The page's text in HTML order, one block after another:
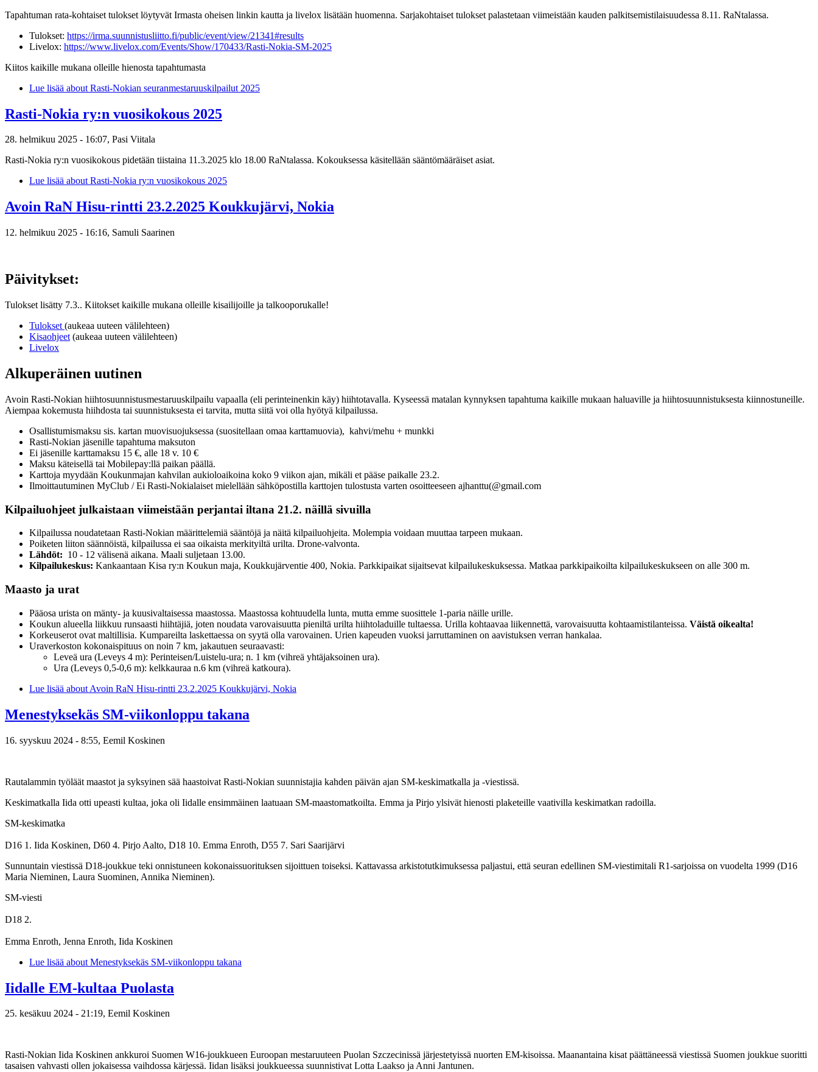
Tapahtuman rata-kohtaiset tulokset löytyvät Irmasta oheisen linkin kautta ja livelox lisätään huomenna. Sarjakohtaiset tulokset palastetaan viimeistään kauden palkitsemistilaisuudessa 8.11. RaNtalassa.
Tulokset: https://irma.suunnistusliitto.fi/public/event/view/21341#results
Livelox: https://www.livelox.com/Events/Show/170433/Rasti-Nokia-SM-2025
Kiitos kaikille mukana olleille hienosta tapahtumasta
Lue lisää about Rasti-Nokian seuranmestaruuskilpailut 2025
Rasti-Nokia ry:n vuosikokous 2025
28. helmikuu 2025 - 16:07, Pasi Viitala
Rasti-Nokia ry:n vuosikokous pidetään tiistaina 11.3.2025 klo 18.00 RaNtalassa. Kokouksessa käsitellään sääntömääräiset asiat.
Lue lisää about Rasti-Nokia ry:n vuosikokous 2025
Avoin RaN Hisu-rintti 23.2.2025 Koukkujärvi, Nokia
12. helmikuu 2025 - 16:16, Samuli Saarinen
Päivitykset:
Tulokset lisätty 7.3.. Kiitokset kaikille mukana olleille kisailijoille ja talkooporukalle!
Tulokset (aukeaa uuteen välilehteen)
Kisaohjeet (aukeaa uuteen välilehteen)
Livelox
Alkuperäinen uutinen
Avoin Rasti-Nokian hiihtosuunnistusmestaruuskilpailu vapaalla (eli perinteinenkin käy) hiihtotavalla. Kyseessä matalan kynnyksen tapahtuma kaikille mukaan haluaville ja hiihtosuunnistuksesta kiinnostuneille.
Aiempaa kokemusta hiihdosta tai suunnistuksesta ei tarvita, mutta siitä voi olla hyötyä kilpailussa.
Osallistumismaksu sis. kartan muovisuojuksessa (suositellaan omaa karttamuovia), kahvi/mehu + munkki
Rasti-Nokian jäsenille tapahtuma maksuton
Ei jäsenille karttamaksu 15 €, alle 18 v. 10 €
Maksu käteisellä tai Mobilepay:llä paikan päällä.
Karttoja myydään Koukunmajan kahvilan aukioloaikoina koko 9 viikon ajan, mikäli et pääse paikalle 23.2.
Ilmoittautuminen MyClub / Ei Rasti-Nokialaiset mielellään sähköpostilla karttojen tulostusta varten osoitteeseen ajhanttu(@gmail.com
Kilpailuohjeet julkaistaan viimeistään perjantai iltana 21.2. näillä sivuilla
Kilpailussa noudatetaan Rasti-Nokian määrittelemiä sääntöjä ja näitä kilpailuohjeita. Molempia voidaan muuttaa tarpeen mukaan.
Poiketen liiton säännöistä, kilpailussa ei saa oikaista merkityiltä urilta. Drone-valvonta.
Lähdöt: 10 - 12 välisenä aikana. Maali suljetaan 13.00.
Kilpailukeskus: Kankaantaan Kisa ry:n Koukun maja, Koukkujärventie 400, Nokia. Parkkipaikat sijaitsevat kilpailukeskuksessa. Matkaa parkkipaikoilta kilpailukeskukseen on alle 300 m.
Maasto ja urat
Pääosa urista on mänty- ja kuusivaltaisessa maastossa. Maastossa kohtuudella lunta, mutta emme suosittele 1-paria näille urille.
Koukun alueella liikkuu runsaasti hiihtäjiä, joten noudata varovaisuutta pieniltä urilta hiihtoladuille tultaessa. Urilla kohtaavaa liikennettä, varovaisuutta kohtaamistilanteissa. Väistä oikealta!
Korkeuserot ovat maltillisia. Kumpareilta laskettaessa on syytä olla varovainen. Urien kapeuden vuoksi jarruttaminen on aavistuksen verran hankalaa.
Uraverkoston kokonaispituus on noin 7 km, jakautuen seuraavasti:
Leveä ura (Leveys 4 m): Perinteisen/Luistelu-ura; n. 1 km (vihreä yhtäjaksoinen ura).
Ura (Leveys 0,5-0,6 m): kelkkauraa n.6 km (vihreä katkoura).
Lue lisää about Avoin RaN Hisu-rintti 23.2.2025 Koukkujärvi, Nokia
Menestyksekäs SM-viikonloppu takana
16. syyskuu 2024 - 8:55, Eemil Koskinen
Rautalammin työläät maastot ja syksyinen sää haastoivat Rasti-Nokian suunnistajia kahden päivän ajan SM-keskimatkalla ja -viestissä.
Keskimatkalla Iida otti upeasti kultaa, joka oli Iidalle ensimmäinen laatuaan SM-maastomatkoilta. Emma ja Pirjo ylsivät hienosti plaketeille vaativilla keskimatkan radoilla.
SM-keskimatka
D16 1. Iida Koskinen, D60 4. Pirjo Aalto, D18 10. Emma Enroth, D55 7. Sari Saarijärvi
Sunnuntain viestissä D18-joukkue teki onnistuneen kokonaissuorituksen sijoittuen toiseksi. Kattavassa arkistotutkimuksessa paljastui, että seuran edellinen SM-viestimitali R1-sarjoissa on vuodelta 1999 (D16
Maria Nieminen, Laura Suominen, Annika Nieminen).
SM-viesti
D18 2.
Emma Enroth, Jenna Enroth, Iida Koskinen
Lue lisää about Menestyksekäs SM-viikonloppu takana
Iidalle EM-kultaa Puolasta
25. kesäkuu 2024 - 21:19, Eemil Koskinen
Rasti-Nokian Iida Koskinen ankkuroi Suomen W16-joukkueen Euroopan mestaruuteen Puolan Szczecinissä järjestetyissä nuorten EM-kisoissa. Maanantaina kisat päättäneessä viestissä Suomen joukkue suoritti
tasaisen vahvasti ollen jokaisessa vaihdossa kärjessä. Iidan lisäksi joukkueessa suunnistivat Lotta Laakso ja Anni Jantunen.